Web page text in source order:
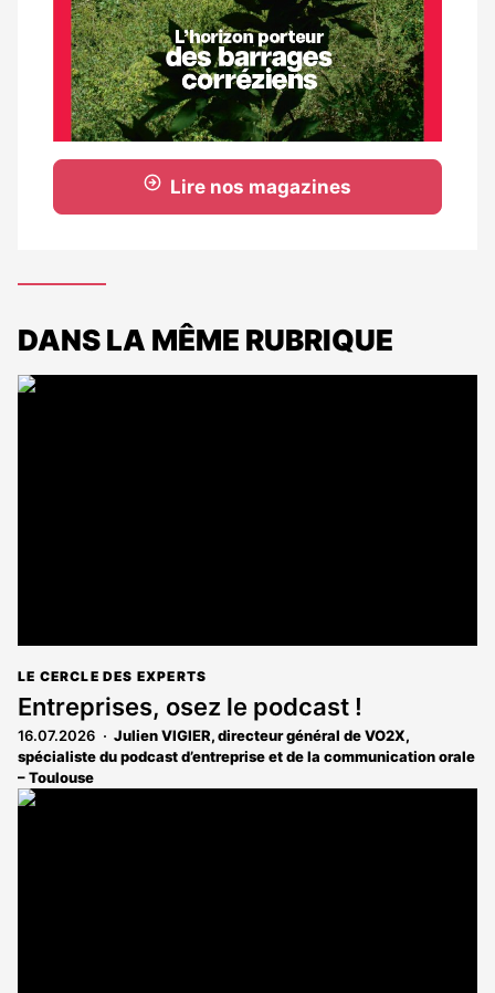
Lire nos magazines
DANS LA MÊME RUBRIQUE
LE CERCLE DES EXPERTS
Entreprises, osez le podcast !
16.07.2026
Julien VIGIER, directeur général de VO2X,
spécialiste du podcast d’entreprise et de la communication orale
– Toulouse